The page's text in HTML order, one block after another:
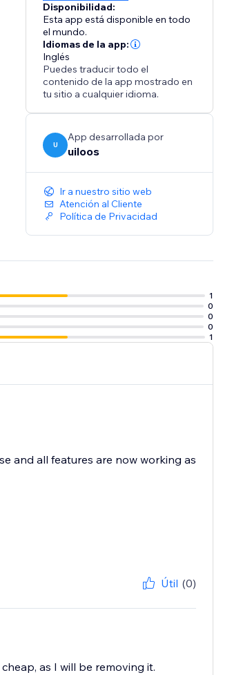
Disponibilidad:
Esta app está disponible en todo
el mundo.
Idiomas de la app:
Inglés
Puedes traducir todo el
contenido de la app mostrado en
tu sitio a cualquier idioma.
U
App desarrollada por
uiloos
Ir a nuestro sitio web
Atención al Cliente
Política de Privacidad
1
0
0
0
1
and all features are now working as
Útil (0)
as I will be removing it.